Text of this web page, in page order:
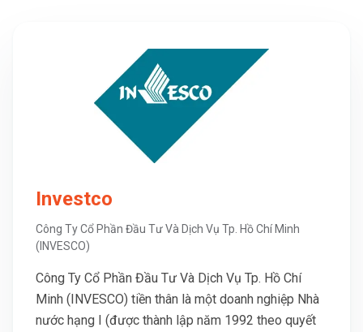
Investco
Công Ty Cổ Phần Đầu Tư Và Dịch Vụ Tp. Hồ Chí Minh
(INVESCO)
Công Ty Cổ Phần Đầu Tư Và Dịch Vụ Tp. Hồ Chí
Minh (INVESCO) tiền thân là một doanh nghiệp Nhà
nước hạng I (được thành lập năm 1992 theo quyết